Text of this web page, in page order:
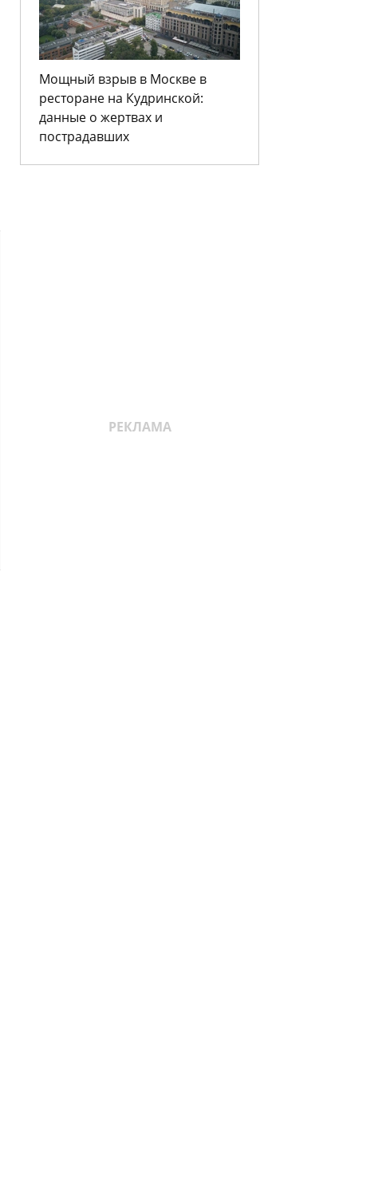
Мощный взрыв в Москве в
ресторане на Кудринской:
данные о жертвах и
пострадавших